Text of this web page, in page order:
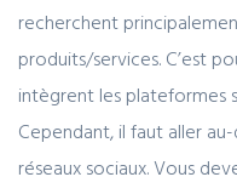
recherchent
produits/services. C’est
intègrent les plateformes
Cependant, il faut aller
réseaux sociaux. Vous